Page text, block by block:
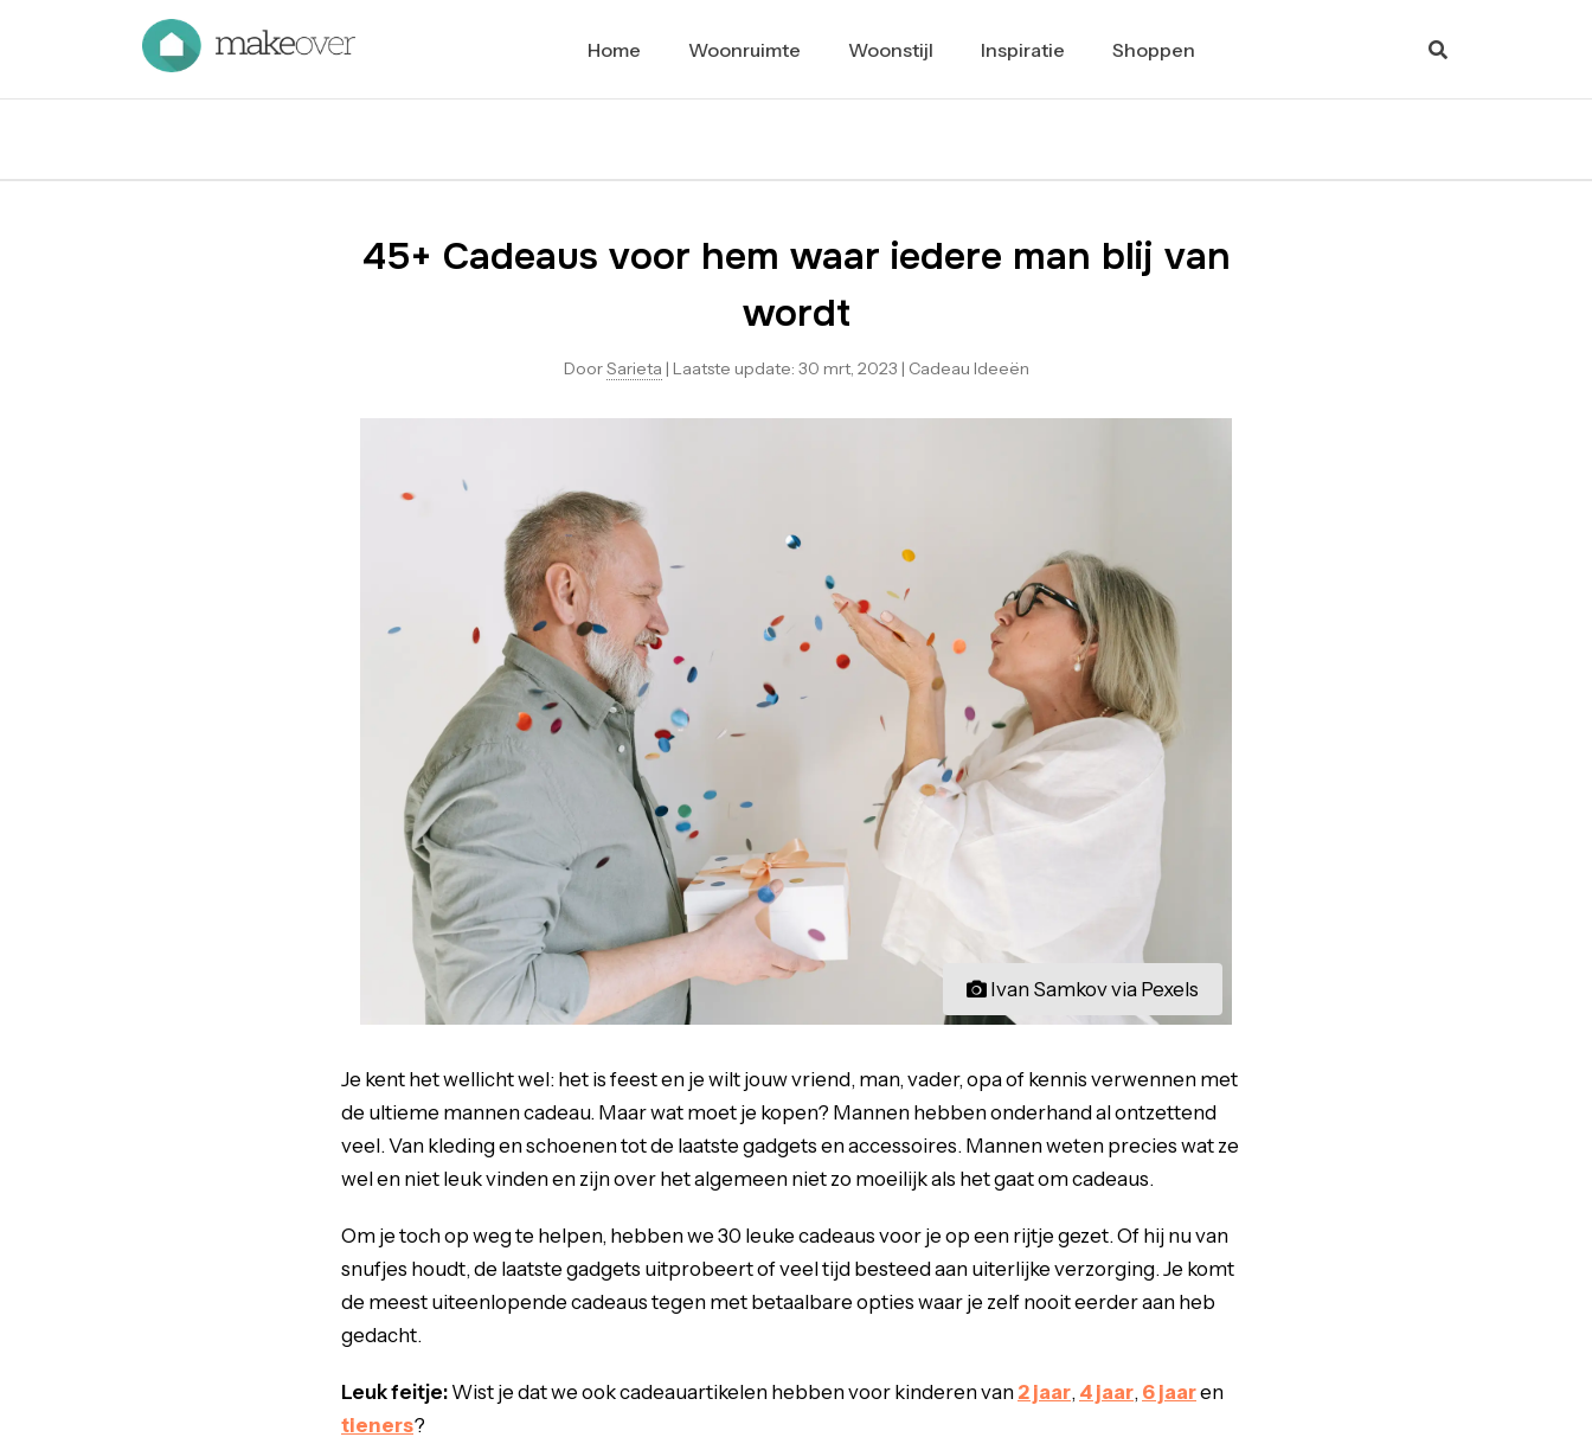
Home Woonruimte Woonstijl Inspiratie Shoppen
45+ Cadeaus voor hem waar iedere man blij van
wordt
DoorSarieta | Laatste update: 30 mrt, 2023 | Cadeau Ideeën
Ivan Samkov via Pexels
Je kent het wellicht wel: het is feest en je wilt jouw vriend, man, vader, opa of kennis verwennen met
de ultieme mannen cadeau. Maar wat moet je kopen? Mannen hebben onderhand al ontzettend
veel. Van kleding en schoenen tot de laatste gadgets en accessoires. Mannen weten precies wat ze
wel en niet leuk vinden en zijn over het algemeen niet zo moeilijk als het gaat om cadeaus.
Om je toch op weg te helpen, hebben we 30 leuke cadeaus voor je op een rijtje gezet. Of hij nu van
snufjes houdt, de laatste gadgets uitprobeert of veel tijd besteed aan uiterlijke verzorging. Je komt
de meest uiteenlopende cadeaus tegen met betaalbare opties waar je zelf nooit eerder aan heb
gedacht.
Leuk feitje: Wist je dat we ook cadeauartikelen hebben voor kinderen van 2 jaar, 4 jaar, 6 jaaren
tieners?